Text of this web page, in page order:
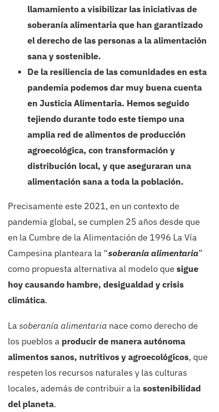
llamamiento a visibilizar las iniciativas de
soberanía alimentaria que han garantizado
el derecho de las personas a la alimentación
sana y sostenible.
De la resiliencia de las comunidades en esta
pandemia podemos dar muy buena cuenta
en Justicia Alimentaria. Hemos seguido
tejiendo durante todo este tiempo una
amplia red de alimentos de producción
agroecológica, con transformación y
distribución local, y que aseguraran una
alimentación sana a toda la población.
Precisamente este 2021, en un contexto de
pandemia global, se cumplen 25 años desde que
en la Cumbre de la Alimentación de 1996 La Vía
Campesina planteara la “soberanía alimentaria”
como propuesta alternativa al modelo que sigue
hoy causando hambre, desigualdad y crisis
climática.
La soberanía alimentaria nace como derecho de
los pueblos a producir de manera autónoma
alimentos sanos, nutritivos y agroecológicos, que
respeten los recursos naturales y las culturas
locales, además de contribuir a la sostenibilidad
del planeta.